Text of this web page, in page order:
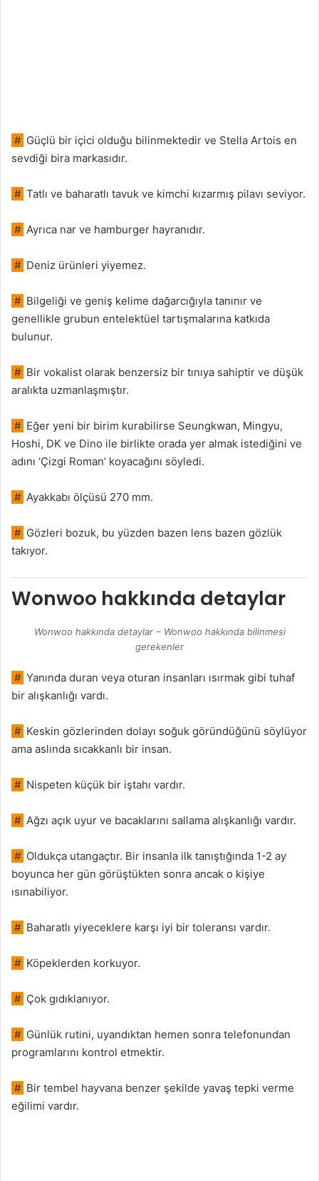
# Güçlü bir içici olduğu bilinmektedir ve Stella Artois en
sevdiği bira markasıdır.
# Tatlı ve baharatlı tavuk ve kimchi kızarmış pilavı seviyor.
# Ayrıca nar ve hamburger hayranıdır.
# Deniz ürünleri yiyemez.
# Bilgeliği ve geniş kelime dağarcığıyla tanınır ve
genellikle grubun entelektüel tartışmalarına katkıda
bulunur.
# Bir vokalist olarak benzersiz bir tınıya sahiptir ve düşük
aralıkta uzmanlaşmıştır.
# Eğer yeni bir birim kurabilirse Seungkwan, Mingyu,
Hoshi, DK ve Dino ile birlikte orada yer almak istediğini ve
adını ‘Çizgi Roman’ koyacağını söyledi.
# Ayakkabı ölçüsü 270 mm.
# Gözleri bozuk, bu yüzden bazen lens bazen gözlük
takıyor.
Wonwoo hakkında detaylar
Wonwoo hakkında detaylar – Wonwoo hakkında bilinmesi
gerekenler
# Yanında duran veya oturan insanları ısırmak gibi tuhaf
bir alışkanlığı vardı.
# Keskin gözlerinden dolayı soğuk göründüğünü söylüyor
ama aslında sıcakkanlı bir insan.
# Nispeten küçük bir iştahı vardır.
# Ağzı açık uyur ve bacaklarını sallama alışkanlığı vardır.
# Oldukça utangaçtır. Bir insanla ilk tanıştığında 1-2 ay
boyunca her gün görüştükten sonra ancak o kişiye
ısınabiliyor.
# Baharatlı yiyeceklere karşı iyi bir toleransı vardır.
# Köpeklerden korkuyor.
# Çok gıdıklanıyor.
# Günlük rutini, uyandıktan hemen sonra telefonundan
programlarını kontrol etmektir.
# Bir tembel hayvana benzer şekilde yavaş tepki verme
eğilimi vardır.